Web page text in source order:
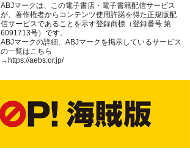
ABJマークは、この電子書店・電子書籍配信サービス
が、著作権者からコンテンツ使用許諾を得た正規版配
信サービスであることを示す登録商標（登録番号 第
6091713号）です。
ABJマークの詳細、ABJマークを掲示しているサービス
の一覧はこちら
→https://aebs.or.jp/